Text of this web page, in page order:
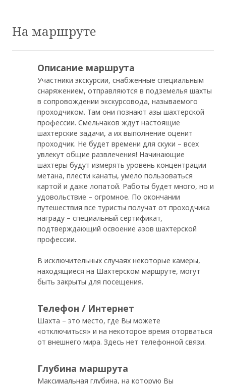
На маршруте
Описание маршрута
Участники экскурсии, снабженные специальным
снаряжением, отправляются в подземелья шахты
в сопровождении экскурсовода, называемого
проходчиком. Там они познают азы шахтерской
профессии. Смельчаков ждут настоящие
шахтерские задачи, а их выполнение оценит
проходчик. Не будет времени для скуки – всех
увлекут общие развлечения! Начинающие
шахтеры будут измерять уровень концентрации
метана, плести канаты, умело пользоваться
картой и даже лопатой. Работы будет много, но и
удовольствие – огромное. По окончании
путешествия все туристы получат от проходчика
награду – специальный сертификат,
подтверждающий освоение азов шахтерской
профессии.
В исключительных случаях некоторые камеры,
находящиеся на Шахтерском маршруте, могут
быть закрыты для посещения.
Телефон / Интернет
Шахта – это место, где Вы можете
«отключиться» и на некоторое время оторваться
от внешнего мира. Здесь нет телефонной связи.
Глубина маршрута
Максимальная глубина, на которую Вы